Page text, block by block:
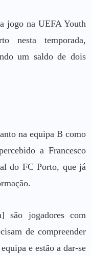
jogo na UEFA Youth
nesta temporada,
um saldo de dois
na equipa B como
a Francesco
do FC Porto, que já
são jogadores com
de compreender
e estão a dar-se